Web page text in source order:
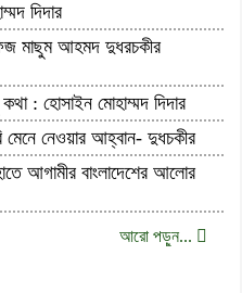
দিদার
মাছুম আহমদ দুধরচকীর
: হোসাইন মোহাম্মদ দিদার
মেনে নেওয়ার আহ্বান- দুধচকীর
আগামীর বাংলাদেশের আলোর
আরো পড়ুন...